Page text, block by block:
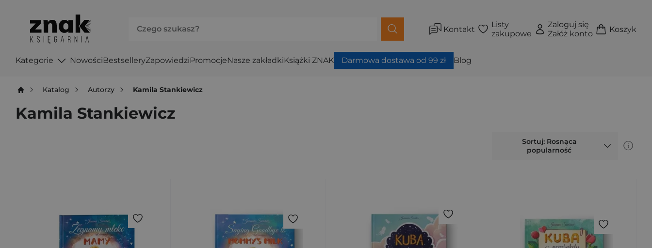
Kontakt
Listy
zakupowe
Zaloguj się
Załóż konto
Koszyk
Kategorie NowościBestselleryZapowiedziPromocjeNasze zakładkiKsiążki ZNAK Darmowa dostawa od 99 zł Blog
Katalog Autorzy Kamila Stankiewicz
Kamila Stankiewicz
Sortuj: Rosnąca
popularność